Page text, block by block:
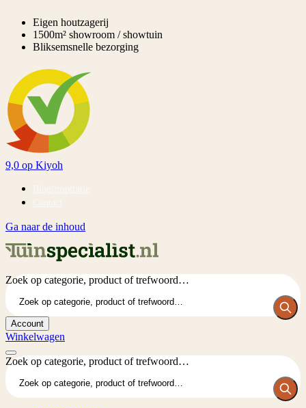
Eigen houtzagerij
1500m² showroom / showtuin
Bliksemsnelle bezorging
9,0 op Kiyoh
Ga naar de inhoud
Zoek op categorie, product of trefwoord…
Account
Winkelwagen
Zoek op categorie, product of trefwoord…